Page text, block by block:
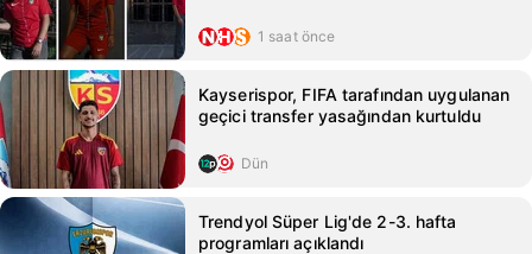
1 saat önce
Kayserispor, FIFA tarafından uygulanan
geçici transfer yasağından kurtuldu
Dün
Trendyol Süper Lig'de 2-3. hafta
programları açıklandı